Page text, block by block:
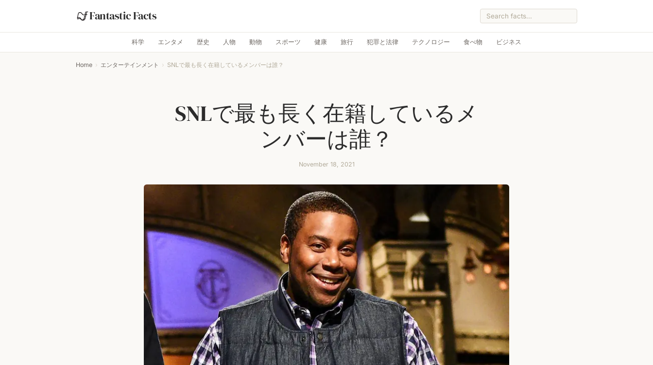
Fantastic Facts
科学 エンタメ 歴史 人物 動物 スポーツ 健康 旅行 犯罪と法律 テクノロジー 食べ物 ビジネス
Home › エンターテインメント › SNLで最も長く在籍しているメンバーは誰？
SNLで最も長く在籍しているメ
ンバーは誰？
November 18, 2021